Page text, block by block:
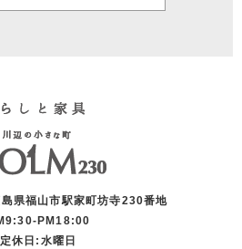
県福山市駅家町坊寺230番地
PM18:00
定休日:水曜日